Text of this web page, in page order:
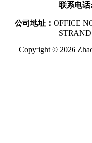
联系电话:
公司地址： OFFICE
Copyright © 2026